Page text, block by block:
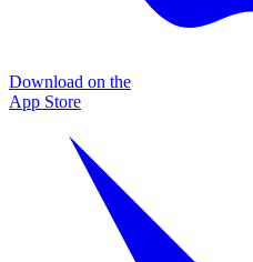
Download on the
App Store